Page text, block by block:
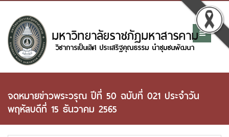
จดหมายข่าวพระวรุณ ปีที่ 50 ฉบับที่ 021 ประจำวัน
พฤหัสบดีที่ 15 ธันวาคม 2565